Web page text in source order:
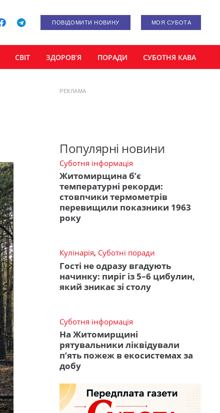
ПОВІДОМИТИ НОВИНУ МОЯ СУБОТА
СВІТ ЗДОРОВ’Я ПОРАДИ СУБОТНЯ КАВА
РЕКЛАМА
Популярні новини
Суботня інформація
Житомирщина б’є
температурні рекорди:
стовпчики термометрів
перевищили показники 1963
року
Кулінарія, Суботні поради
Гості не одразу вгадують
начинку: пиріг із 5–6 цибулин,
який зникає зі столу
Суботня інформація
На Житомирщині
рятувальники ліквідували
п’ять пожеж в екосистемах за
добу